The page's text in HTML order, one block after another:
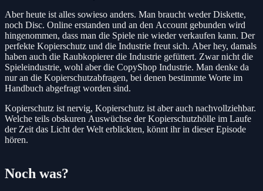
Aber heute ist alles sowieso anders. Man braucht weder Diskette,
noch Disc. Online erstanden und an den Account gebunden wird
hingenommen, dass man die Spiele nie wieder verkaufen kann. Der
perfekte Kopierschutz und die Industrie freut sich. Aber hey, damals
haben auch die Raubkopierer die Industrie gefüttert. Zwar nicht die
Spieleindustrie, wohl aber die CopyShop Industrie. Man denke da
nur an die Kopierschutzabfragen, bei denen bestimmte Worte im
Handbuch abgefragt worden sind.
Kopierschutz ist nervig, Kopierschutz ist aber auch nachvollziehbar.
Welche teils obskuren Auswüchse der Kopierschutzhölle im Laufe
der Zeit das Licht der Welt erblickten, könnt ihr in dieser Episode
hören.
Noch was?